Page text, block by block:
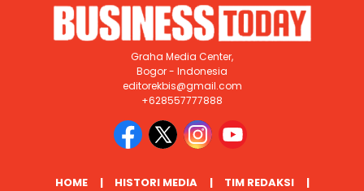
Graha Media Center,
Bogor - Indonesia
editorekbis@gmail.com
+628557777888
HOME HISTORI MEDIA TIM REDAKSI